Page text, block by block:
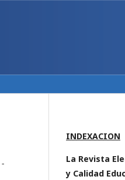
-
INDEXACION
La Revista
y Calidad